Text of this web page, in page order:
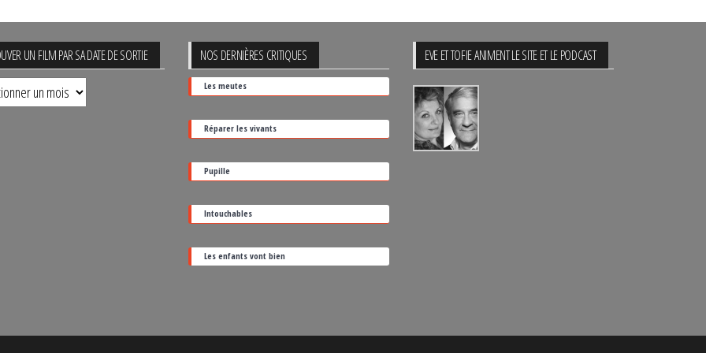
UN FILM PAR SA DATE DE SORTIE NOS DERNIÈRES CRITIQUES
Les meutes
Réparer les vivants
Pupille
Intouchables
Les enfants vont bien
EVE ET TOFIE ANIMENT LE SITE ET LE PODCAST